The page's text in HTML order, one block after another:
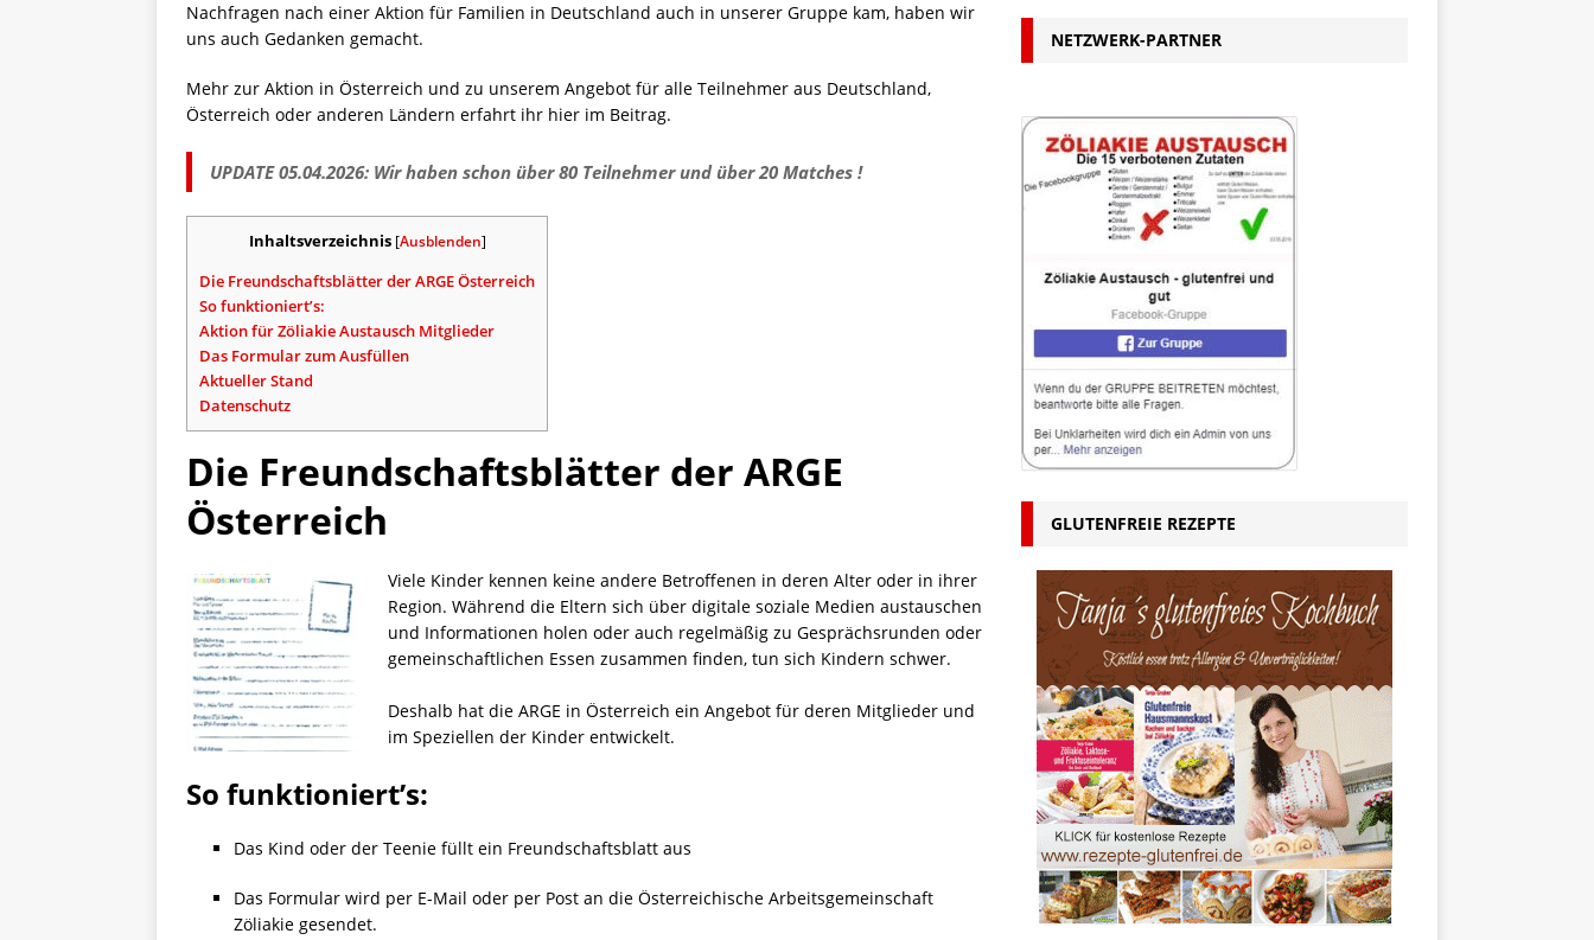
Nachfragen nach einer Aktion für Familien in Deutschland auch in unserer Gruppe kam, haben wir
uns auch Gedanken gemacht.
Mehr zur Aktion in Österreich und zu unserem Angebot für alle Teilnehmer aus Deutschland,
Österreich oder anderen Ländern erfahrt ihr hier im Beitrag.
UPDATE 05.04.2026: Wir haben schon über 80 Teilnehmer und über 20 Matches !
Inhaltsverzeichnis [Ausblenden]
Die Freundschaftsblätter der ARGE Österreich
So funktioniert’s:
Aktion für Zöliakie Austausch Mitglieder
Das Formular zum Ausfüllen
Aktueller Stand
Datenschutz
Die Freundschaftsblätter der ARGE
Österreich
Viele Kinder kennen keine andere Betroffenen in deren Alter oder in ihrer
Region. Während die Eltern sich über digitale soziale Medien austauschen
und Informationen holen oder auch regelmäßig zu Gesprächsrunden oder
gemeinschaftlichen Essen zusammen finden, tun sich Kindern schwer.
Deshalb hat die ARGE in Österreich ein Angebot für deren Mitglieder und
im Speziellen der Kinder entwickelt.
So funktioniert’s:
Das Kind oder der Teenie füllt ein Freundschaftsblatt aus
Das Formular wird per E-Mail oder per Post an die Österreichische Arbeitsgemeinschaft
Zöliakie gesendet.
NETZWERK-PARTNER
GLUTENFREIE REZEPTE